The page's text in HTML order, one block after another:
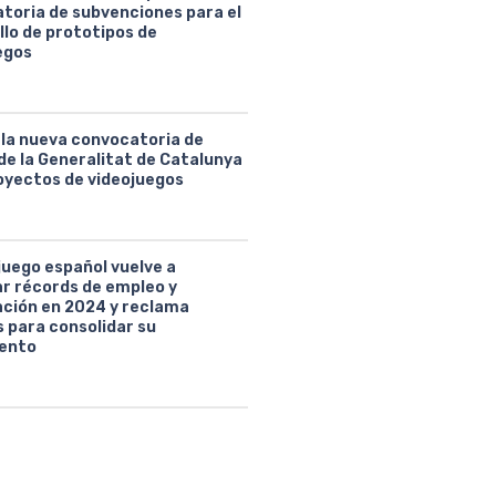
de subvenciones para el
de prototipos de
nueva convocatoria de
la Generalitat de Catalunya
de videojuegos
español vuelve a
récords de empleo y
en 2024 y reclama
para consolidar su